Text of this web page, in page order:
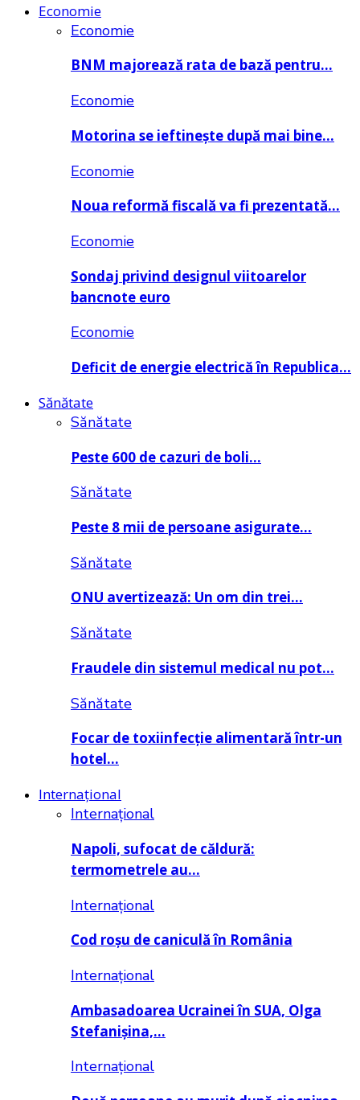
Economie
Economie
BNM majorează rata de bază pentru…
Economie
Motorina se ieftinește după mai bine…
Economie
Noua reformă fiscală va fi prezentată…
Economie
Sondaj privind designul viitoarelor
bancnote euro
Economie
Deficit de energie electrică în Republica…
Sănătate
Sănătate
Peste 600 de cazuri de boli…
Sănătate
Peste 8 mii de persoane asigurate…
Sănătate
ONU avertizează: Un om din trei…
Sănătate
Fraudele din sistemul medical nu pot…
Sănătate
Focar de toxiinfecție alimentară într-un
hotel…
Internațional
Internațional
Napoli, sufocat de căldură:
termometrele au…
Internațional
Cod roșu de caniculă în România
Internațional
Ambasadoarea Ucrainei în SUA, Olga
Stefanișina,…
Internațional